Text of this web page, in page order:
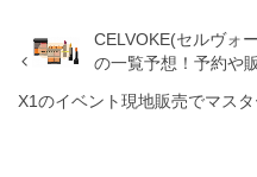
CELVOKE(セルヴォ
の一覧予想！予約や
X1のイベント現地販売でマス